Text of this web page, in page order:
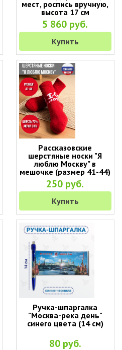
мест, роспись вручную,
высота 17 см
5 860 руб.
Купить
Рассказовские
шерстяные носки "Я
люблю Москву" в
мешочке (размер 41-44)
250 руб.
Купить
Ручка-шпаргалка
"Москва-река день"
синего цвета (14 см)
80 руб.